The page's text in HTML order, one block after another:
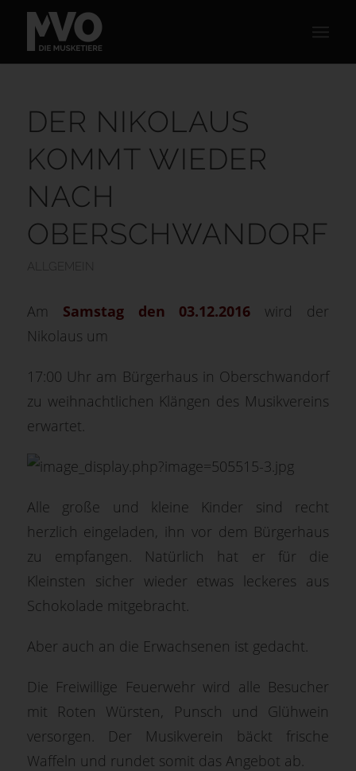
DER NIKOLAUS
KOMMT WIEDER
NACH
OBERSCHWANDORF
Am Samstag den 03.12.2016 wird der
Nikolaus um
17:00 Uhr am Bürgerhaus in Oberschwandorf
zu weihnachtlichen Klängen des Musikvereins
erwartet.
Alle große und kleine Kinder sind recht
herzlich eingeladen, ihn vor dem Bürgerhaus
zu empfangen. Natürlich hat er für die
Kleinsten sicher wieder etwas leckeres aus
Schokolade mitgebracht.
Aber auch an die Erwachsenen ist gedacht.
Die Freiwillige Feuerwehr wird alle Besucher
mit Roten Würsten, Punsch und Glühwein
versorgen. Der Musikverein bäckt frische
Waffeln und rundet somit das Angebot ab.